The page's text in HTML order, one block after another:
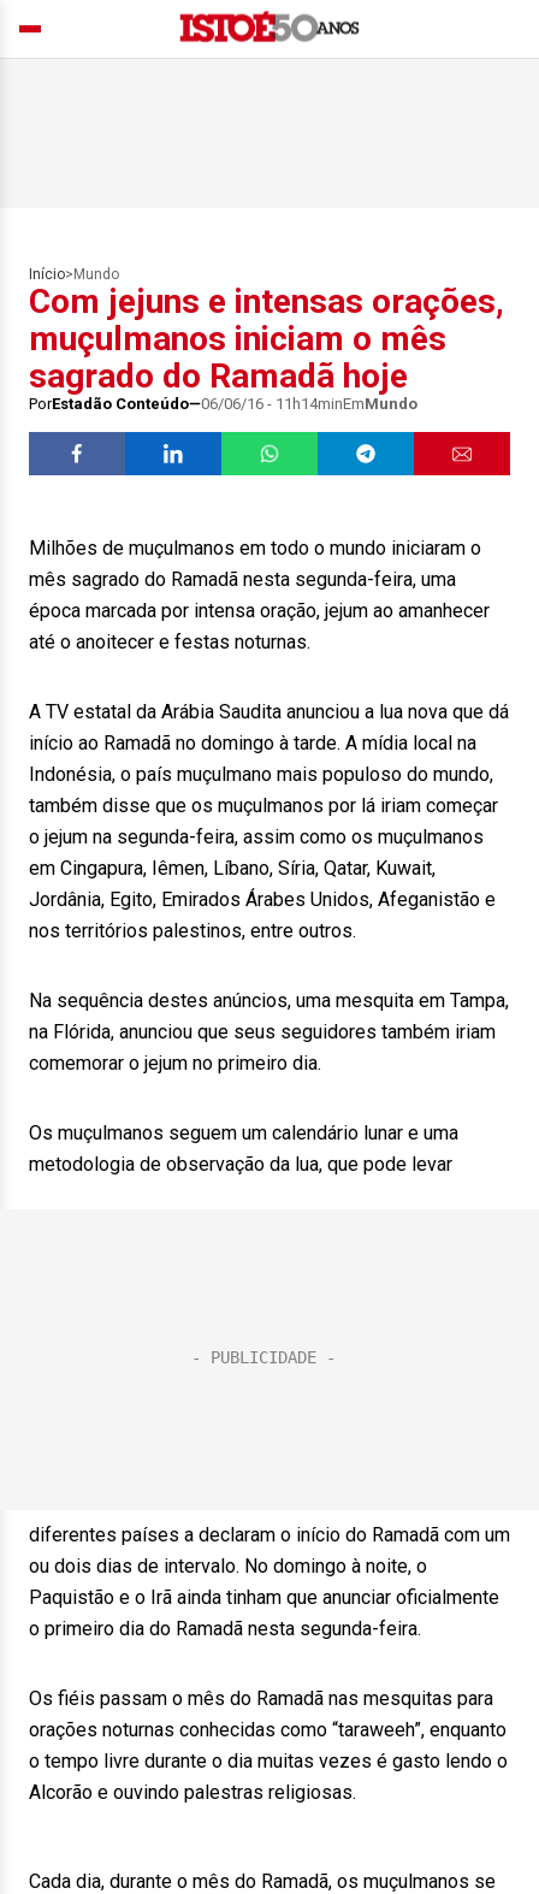
Início> Mundo
Com jejuns e intensas orações,
muçulmanos iniciam o mês
sagrado do Ramadã hoje
PorEstadão Conteúdo 06/06/16 - 11h14minEmMundo
Milhões de muçulmanos em todo o mundo iniciaram o
mês sagrado do Ramadã nesta segunda-feira, uma
época marcada por intensa oração, jejum ao amanhecer
até o anoitecer e festas noturnas.
A TV estatal da Arábia Saudita anunciou a lua nova que dá
início ao Ramadã no domingo à tarde. A mídia local na
Indonésia, o país muçulmano mais populoso do mundo,
também disse que os muçulmanos por lá iriam começar
o jejum na segunda-feira, assim como os muçulmanos
em Cingapura, Iêmen, Líbano, Síria, Qatar, Kuwait,
Jordânia, Egito, Emirados Árabes Unidos, Afeganistão e
nos territórios palestinos, entre outros.
Na sequência destes anúncios, uma mesquita em Tampa,
na Flórida, anunciou que seus seguidores também iriam
comemorar o jejum no primeiro dia.
Os muçulmanos seguem um calendário lunar e uma
metodologia de observação da lua, que pode levar
diferentes países a declaram o início do Ramadã com um
ou dois dias de intervalo. No domingo à noite, o
Paquistão e o Irã ainda tinham que anunciar oficialmente
o primeiro dia do Ramadã nesta segunda-feira.
Os fiéis passam o mês do Ramadã nas mesquitas para
orações noturnas conhecidas como “taraweeh”, enquanto
o tempo livre durante o dia muitas vezes é gasto lendo o
Alcorão e ouvindo palestras religiosas.
Cada dia, durante o mês do Ramadã, os muçulmanos se